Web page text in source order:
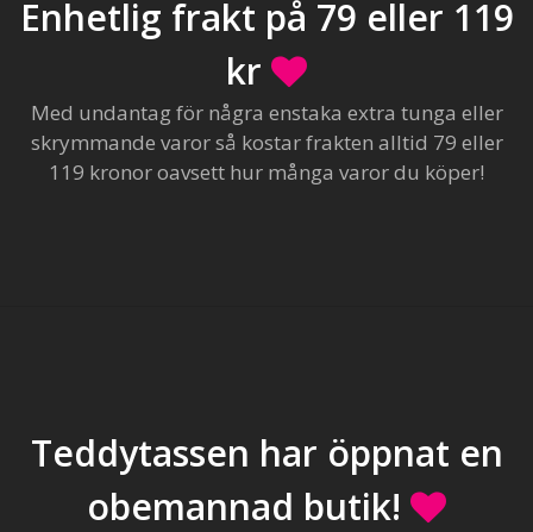
Enhetlig frakt på 79 eller 119
kr
Med undantag för några enstaka extra tunga eller
skrymmande varor så kostar frakten alltid 79 eller
119 kronor oavsett hur många varor du köper!
Teddytassen har öppnat en
obemannad butik!